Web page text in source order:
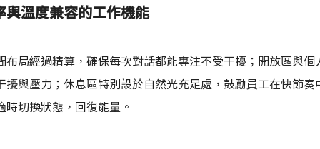
與溫度兼容的工作機能
布局經過精算，確保每次對話都能專注不受干擾；開放區與個
與壓力；休息區特別設於自然光充足處，鼓勵員工在快節奏
時切換狀態，回復能量。